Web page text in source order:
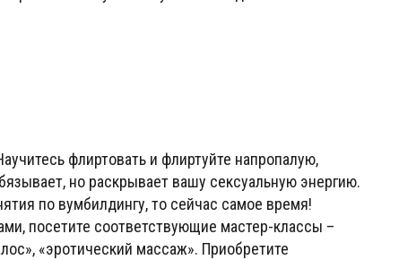
флиртовать и флиртуйте напропалую,
но раскрывает вашу сексуальную энергию.
по вумбилдингу, то сейчас самое время!
посетите соответствующие мастер-классы –
«эротический массаж». Приобретите